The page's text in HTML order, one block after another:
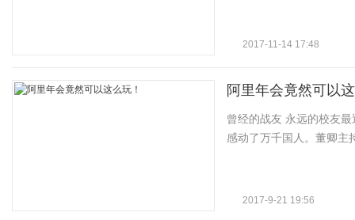
会
2017-11-14 17:48
阿里年会竟然可以
曾经的战友 永远的校友
感动了万千国人。董卿主
2017-9-21 19:56